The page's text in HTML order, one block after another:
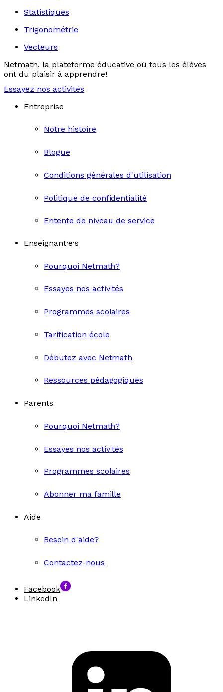
Statistiques
Trigonométrie
Vecteurs
Netmath, la plateforme éducative où tous les élèves
ont du plaisir à apprendre!
Essayez nos activités
Entreprise
Notre histoire
Blogue
Conditions générales d'utilisation
Politique de confidentialité
Entente de niveau de service
Enseignant·e·s
Pourquoi Netmath?
Essayes nos activités
Programmes scolaires
Tarification école
Débutez avec Netmath
Ressources pédagogiques
Parents
Pourquoi Netmath?
Essayes nos activités
Programmes scolaires
Abonner ma famille
Aide
Besoin d'aide?
Contactez-nous
Facebook
LinkedIn